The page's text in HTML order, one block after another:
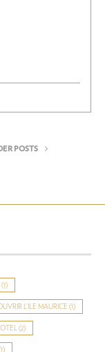
POSTS
(1)
L’ILE MAURICE (1)
(2)